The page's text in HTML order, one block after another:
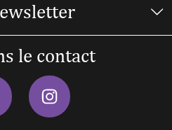
le contact